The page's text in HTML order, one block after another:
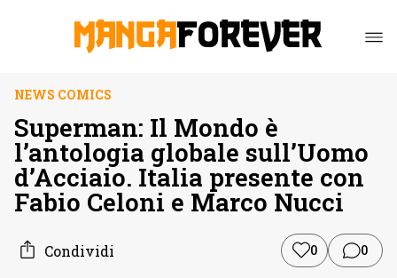
NEWS COMICS
Superman: Il Mondo è
l’antologia globale sull’Uomo
d’Acciaio. Italia presente con
Fabio Celoni e Marco Nucci
Condividi 0 0